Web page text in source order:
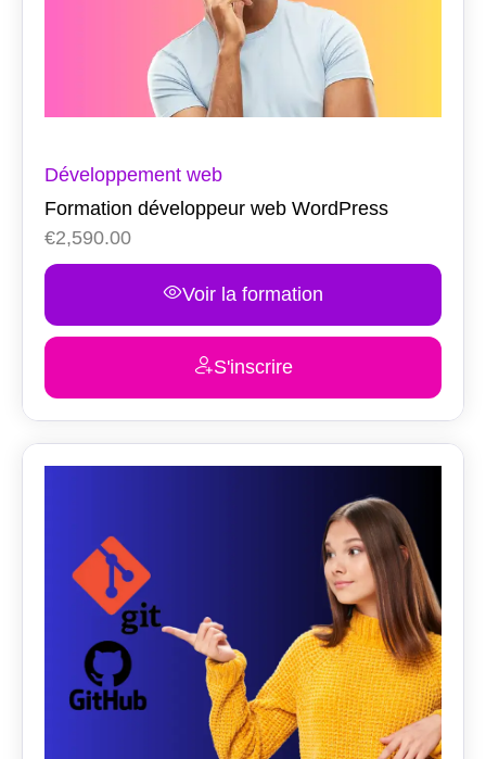
Développement web
Formation développeur web WordPress
€2,590.00
Voir la formation
S'inscrire